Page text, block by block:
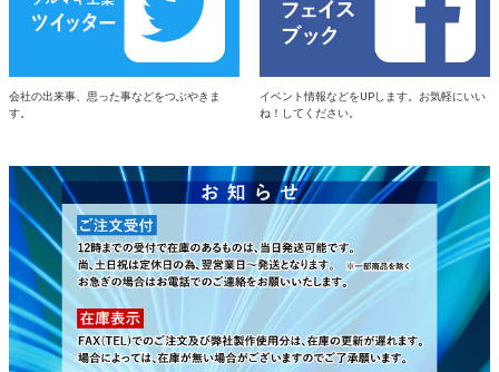
会社の出来事、思った事などをつぶやきま
す。
イベント情報などをUPします。お気軽にいい
ね！してください。